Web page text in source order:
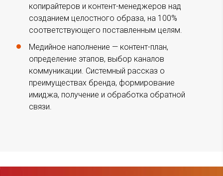
копирайтеров и контент-менеджеров над
созданием целостного образа, на 100%
соответствующего поставленным целям.
Медийное наполнение — контент-план,
определение этапов, выбор каналов
коммуникации. Системный рассказ о
преимуществах бренда, формирование
имиджа, получение и обработка обратной
связи.